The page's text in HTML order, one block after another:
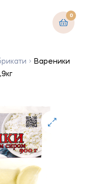
0
Вареники